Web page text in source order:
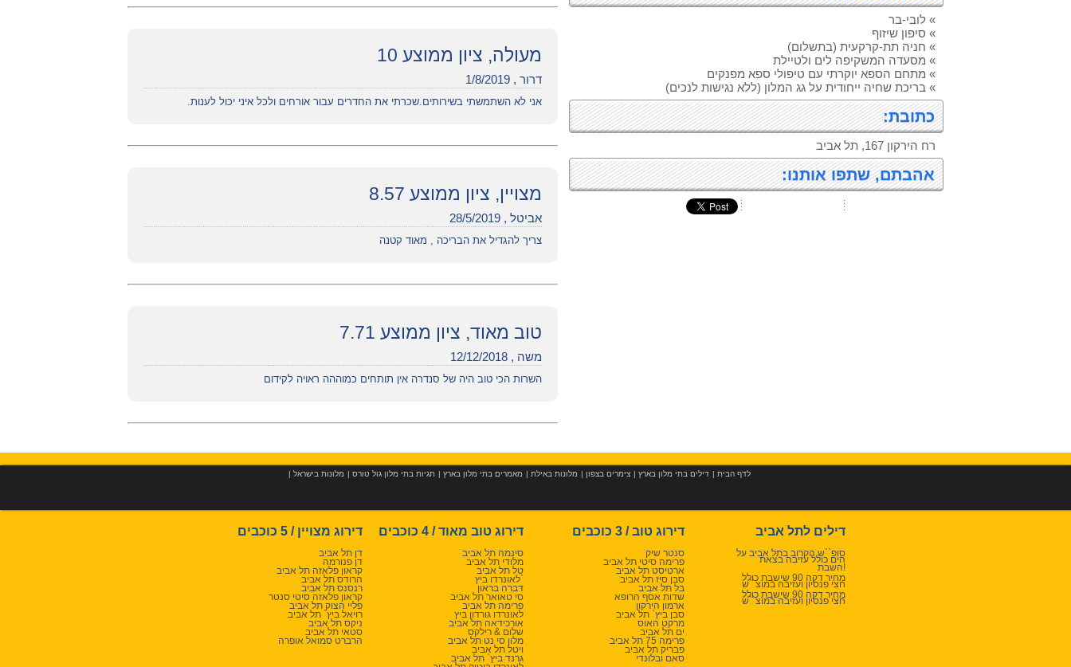
מעולה, ציון ממוצע 10
דרור , 1/8/2019
אני לא השתמשתי בשירותים.שכרתי את החדרים עבור אורחים ולכל איני יכול לענות.
מצויין, ציון ממוצע 8.57
אביטל , 28/5/2019
צריך להגדיל את הבריכה , מאוד קטנה
טוב מאוד, ציון ממוצע 7.71
משה , 12/12/2018
השרות הכי טוב היה של סנדרה אין תותחים כמוההה ראויה לקידום
» לובי-בר
» סיפון שיזוף
» חניה תת-קרקעית (בתשלום)
» מסעדה המשקיפה לים ולטיילת
» מתחם הספא יוקרתי עם טיפולי ספא מפנקים
» בריכת שחיה ייחודית על גג המלון (ללא נגישות לנכים)
כתובת:
רח הירקון 167, תל אביב
אהבתם, שתפו אותנו:
לדף הבית | דילים בתי מלון בארץ | צימרים בצפון | מלונות באילת | מאמרים בתי מלון בארץ | תגיות בתי מלון גול טורס | מלונות בישראל |
דילים לתל אביב
סופ``ש הקרוב בתל אביב על
הים כולל עזיבה בצאת
השבת!
מחיר דקה 90 שישבת כולל
חצי פנסיון ועזיבה במוצ``ש
מחיר דקה 90 שישבת כולל
חצי פנסיון ועזיבה במוצ``ש
דירוג טוב / 3 כוכבים
סנטר שיק
פרימה סיטי תל אביב
ארטיסט תל אביב
סבן סיז תל אביב
בל תל אביב
שדות אסף הרופא
ארמון הירקון
סבן ביץ` תל אביב
מרקט האוס
ים תל אביב
פרימה 75 תל אביב
פבריק תל אביב
סאם ובלונדי
דירוג טוב מאוד / 4 כוכבים
סינמה תל אביב
מלודי תל אביב
טל תל אביב
לאונרדו ביץ`
דברה בראון
סי טאואר תל אביב
פרימה תל אביב
לאונרדו גורדון ביץ
אורכידאה תל אביב
שלום & רילקס
מלון סי נט תל אביב
ויטל תל אביב
גרנד ביץ` תל אביב
דירוג מצויין / 5 כוכבים
דן תל אביב
דן פנורמה
קראון פלאזה תל אביב
הרודס תל אביב
רנסנס תל אביב
קראון פלאזה סיטי סנטר
פליי הצוק תל אביב
רויאל ביץ` תל אביב
ניקס תל אביב
סטאי תל אביב
הרברט סמואל אופרה